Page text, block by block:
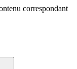
correspondant